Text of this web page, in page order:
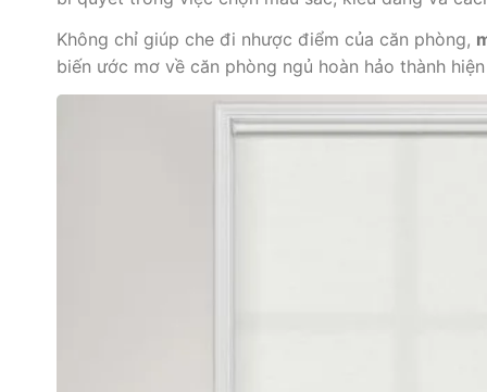
Không chỉ giúp che đi nhược điểm của căn phòng,
biến ước mơ về căn phòng ngủ hoàn hảo thành